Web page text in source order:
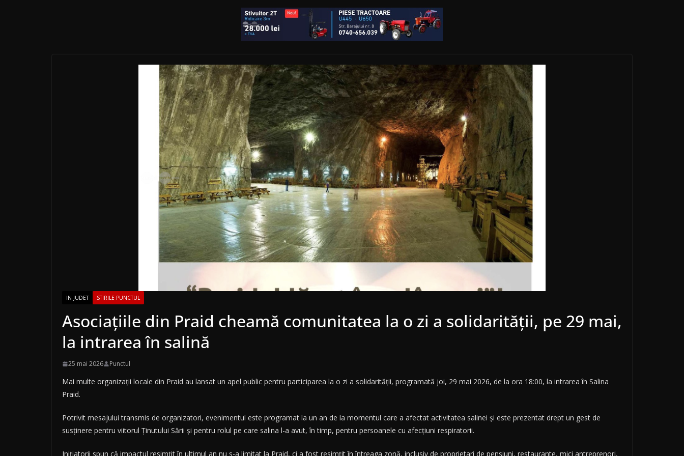
IN JUDET STIRILE PUNCTUL
Asociațiile din Praid cheamă comunitatea la o zi a solidarității, pe 29 mai,
la intrarea în salină
25 mai 2026 Punctul
Mai multe organizații locale din Praid au lansat un apel public pentru participarea la o zi a solidarității, programată joi, 29 mai 2026, de la ora 18:00, la intrarea în Salina
Praid.
Potrivit mesajului transmis de organizatori, evenimentul este programat la un an de la momentul care a afectat activitatea salinei și este prezentat drept un gest de
susținere pentru viitorul Ținutului Sării și pentru rolul pe care salina l-a avut, în timp, pentru persoanele cu afecțiuni respiratorii.
Inițiatorii spun că impactul resimțit în ultimul an nu s-a limitat la Praid, ci a fost resimțit în întreaga zonă, inclusiv de proprietari de pensiuni, restaurante, mici antreprenori,